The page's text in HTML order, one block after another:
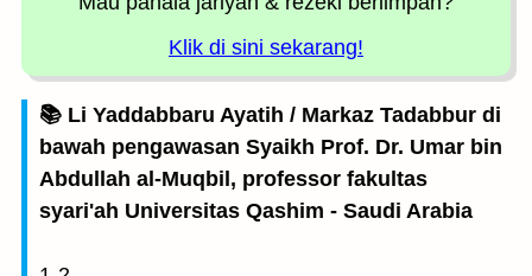
Klik di sini sekarang!
📚 Li Yaddabbaru Ayatih / Markaz Tadabbur di
bawah pengawasan Syaikh Prof. Dr. Umar bin
Abdullah al-Muqbil, professor fakultas
syari'ah Universitas Qashim - Saudi Arabia